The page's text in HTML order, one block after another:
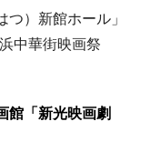
）新館ホール」
中華街映画祭
館「新光映画劇